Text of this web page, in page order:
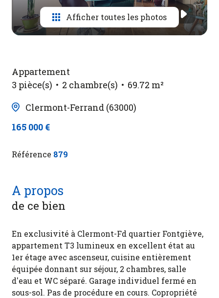
Afficher toutes les photos
Appartement
3 pièce(s)
2 chambre(s)
69.72 m²
Clermont-Ferrand (63000)
165 000 €
Référence 879
A propos
de ce bien
En exclusivité à Clermont-Fd quartier Fontgiève,
appartement T3 lumineux en excellent état au
1er étage avec ascenseur, cuisine entièrement
équipée donnant sur séjour, 2 chambres, salle
d'eau et WC séparé. Garage individuel fermé en
sous-sol. Pas de procédure en cours. Copropriété